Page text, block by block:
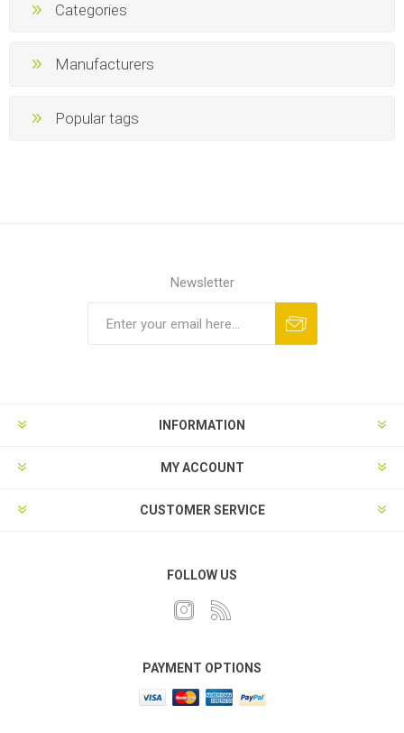
Categories
Manufacturers
Popular tags
Newsletter
INFORMATION
MY ACCOUNT
CUSTOMER SERVICE
FOLLOW US
PAYMENT OPTIONS